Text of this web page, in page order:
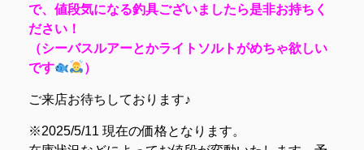
で、値段気になる釣具ございましたら是非お持ちく
ださい！
（シーバスルアーとかライトソルトがめちゃ欲しい
です
）
ご来店お待ちしております♪
※2025/5/11 現在の価格となります。